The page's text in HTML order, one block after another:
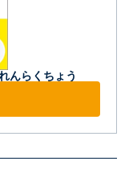
んらくちょう